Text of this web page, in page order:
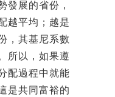
發展的省份，
越平均；越是
，其基尼系數
所以，如果遵
配過程中就能
是共同富裕的